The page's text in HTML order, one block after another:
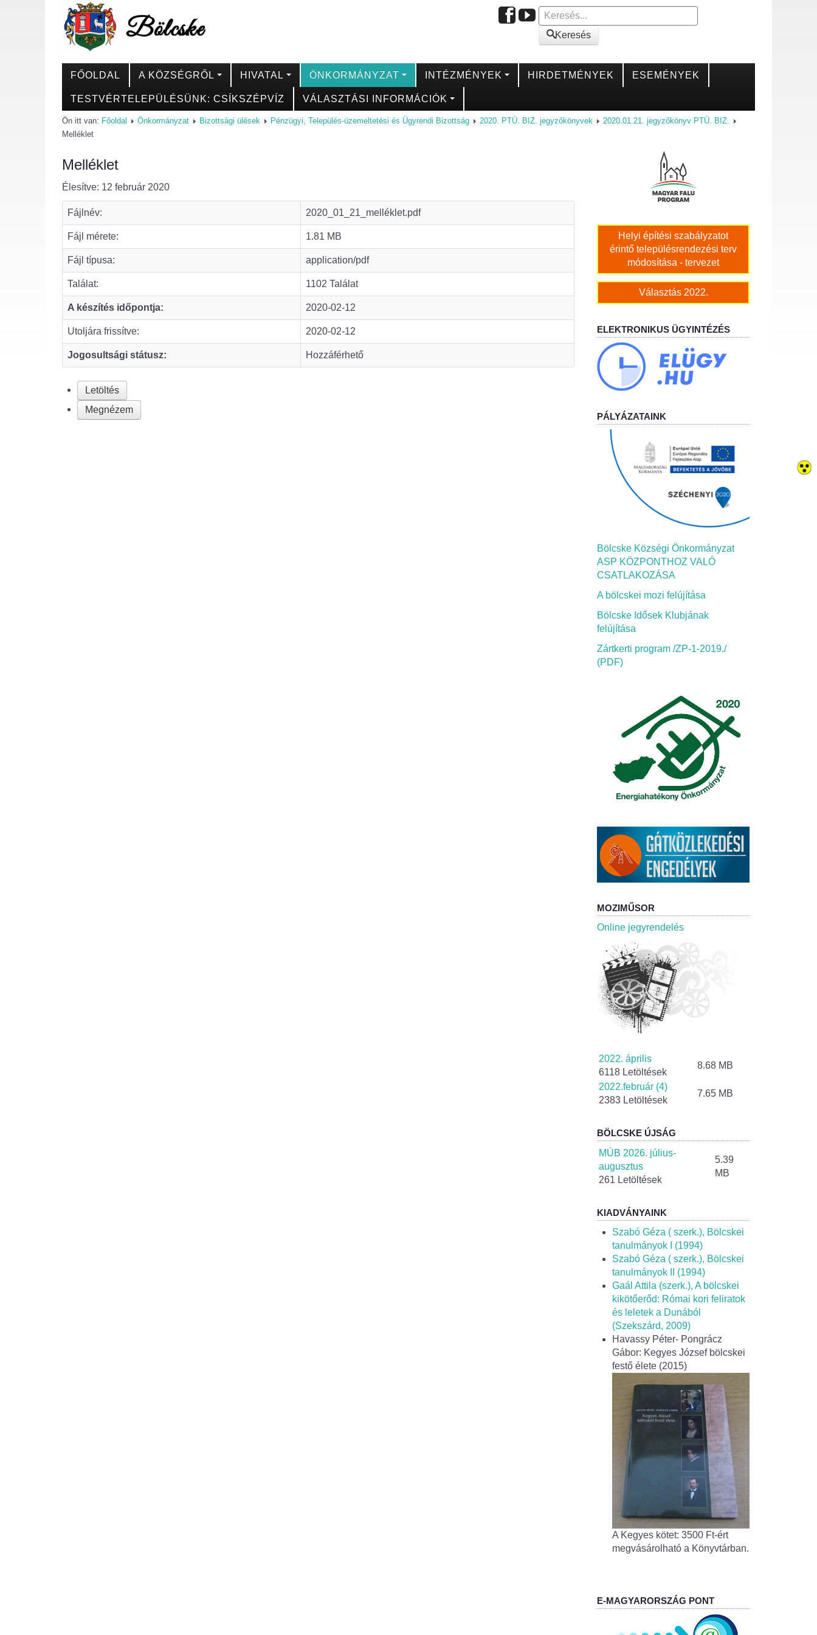
Keresés
FŐOLDAL A KÖZSÉGRŐL HIVATAL ÖNKORMÁNYZAT INTÉZMÉNYEK HIRDETMÉNYEK ESEMÉNYEK
TESTVÉRTELEPÜLÉSÜNK: CSÍKSZÉPVÍZ VÁLASZTÁSI INFORMÁCIÓK
Ön itt van: Főoldal Önkormányzat Bizottsági ülések Pénzügyi, Település-üzemeltetési és Ügyrendi Bizottság 2020. PTÜ. BIZ. jegyzőkönyvek
2020.01.21. jegyzőkönyv PTÜ. BIZ.
Melléklet
Melléklet
Élesítve: 12 február 2020
Fájlnév: 2020_01_21_melléklet.pdf
Fájl mérete: 1.81 MB
Fájl típusa: application/pdf
Találat: 1102 Találat
A készítés időpontja: 2020-02-12
Utoljára frissítve: 2020-02-12
Jogosultsági státusz: Hozzáférhető
Letöltés
Megnézem
Helyi építési szabályzatot
érintő településrendezési terv
módosítása - tervezet
Választás 2022.
ELEKTRONIKUS ÜGYINTÉZÉS
PÁLYÁZATAINK
Bölcske Községi Önkormányzat
ASP KÖZPONTHOZ VALÓ
CSATLAKOZÁSA
A bölcskei mozi felújítása
Bölcske Idősek Klubjának
felújítása
Zártkerti program /ZP-1-2019./
(PDF)
MOZIMŰSOR
Online jegyrendelés
2022. április
6118 Letöltések
8.68 MB
2022.február (4)
2383 Letöltések
7.65 MB
BÖLCSKE ÚJSÁG
MÚB 2026. július-
augusztus
261 Letöltések
5.39
MB
KIADVÁNYAINK
Szabó Géza ( szerk.), Bölcskei
tanulmányok I (1994)
Szabó Géza ( szerk.), Bölcskei
tanulmányok II (1994)
Gaál Attila (szerk.), A bölcskei
kikötőerőd: Római kori feliratok
és leletek a Dunából
(Szekszárd, 2009)
Havassy Péter- Pongrácz
Gábor: Kegyes József bölcskei
festő élete (2015)
A Kegyes kötet: 3500 Ft-ért
megvásárolható a Könyvtárban.
E-MAGYARORSZÁG PONT